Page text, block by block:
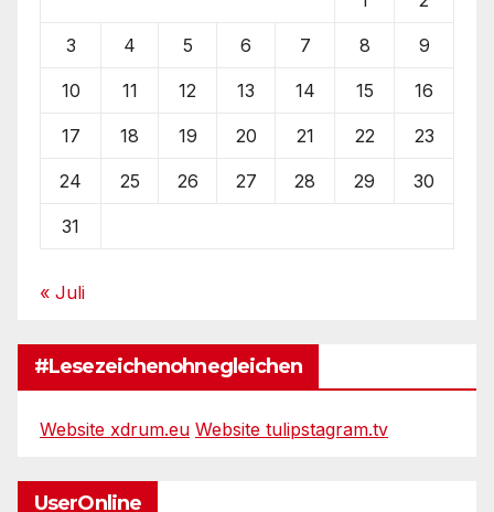
3 4 5 6 7 8 9
10 11 12 13 14 15 16
17 18 19 20 21 22 23
24 25 26 27 28 29 30
31
« Juli
#Lesezeichenohnegleichen
Website xdrum.eu Website tulipstagram.tv
UserOnline